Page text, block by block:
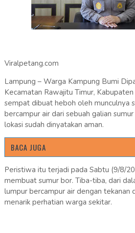
Viralpetang.com
Lampung – Warga Kampung Bumi
Kecamatan Rawajitu Timur,
sempat dibuat heboh oleh munculnya
bercampur air dari sebuah galian
lokasi sudah dinyatakan aman.
BACA JUGA
Peristiwa itu terjadi pada Sabtu (9/8/
membuat sumur bor. Tiba-tiba, dari
lumpur bercampur air dengan tekanan
menarik perhatian warga sekitar.